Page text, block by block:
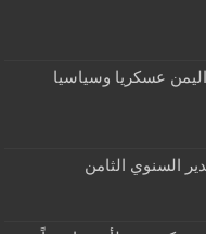
عسكريا وسياسيا
السنوي الثامن